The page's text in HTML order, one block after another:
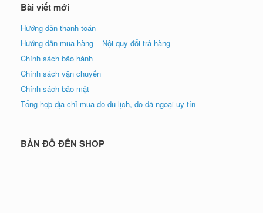
Bài viết mới
Hướng dẫn thanh toán
Hướng dẫn mua hàng – Nội quy đổi trả hàng
Chính sách bảo hành
Chính sách vận chuyển
Chính sách bảo mật
Tổng hợp địa chỉ mua đồ du lịch, đồ dã ngoại uy tín
BẢN ĐỒ ĐẾN SHOP